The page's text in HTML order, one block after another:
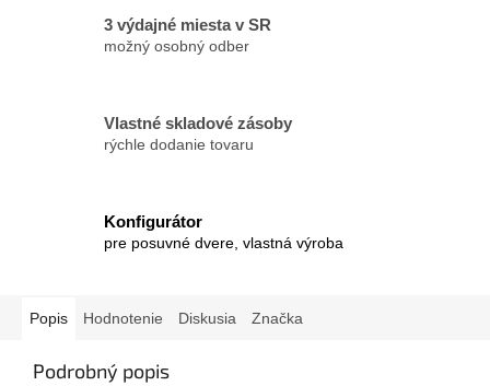
3 výdajné miesta v SR
možný osobný odber
Vlastné skladové zásoby
rýchle dodanie tovaru
Konfigurátor
pre posuvné dvere, vlastná výroba
Popis Hodnotenie Diskusia Značka
Podrobný popis